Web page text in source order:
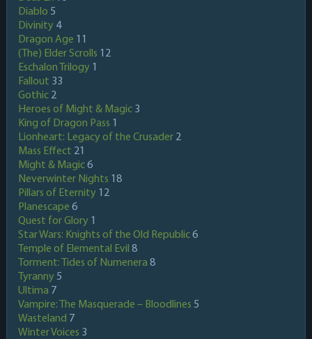
Diablo 5
Divinity 4
Dragon Age 11
(The) Elder Scrolls 12
Eschalon Trilogy 1
Fallout 33
Gothic 2
Heroes of Might & Magic 3
King of Dragon Pass 1
Lionheart: Legacy of the Crusader 2
Mass Effect 21
Might & Magic6
Neverwinter Nights 18
Pillars of Eternity 12
Planescape 6
Quest for Glory 1
Star Wars: Knights of the Old Republic6
Temple of Elemental Evil 8
Torment: Tides of Numenera 8
Tyranny 5
Ultima 7
Vampire: The Masquerade – Bloodlines 5
Wasteland 7
Winter Voices 3